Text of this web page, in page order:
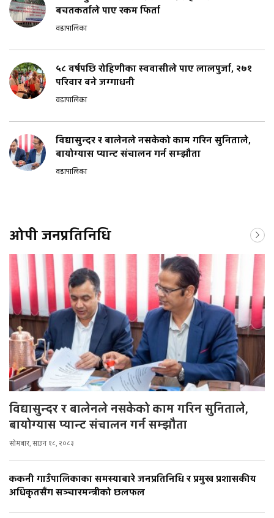
बचतकर्ताले पाए रकम फिर्ता
वडापालिका
५८ वर्षपछि रोहिणीका स्ववासीले पाए लालपुर्जा, २७१
परिवार बने जग्गाधनी
वडापालिका
विद्यासुन्दर र बालेनले नसकेको काम गरिन सुनिताले,
बायोग्यास प्यान्ट संचालन गर्न सम्झौता
वडापालिका
ओपी जनप्रतिनिधि
विद्यासुन्दर र बालेनले नसकेको काम गरिन सुनिताले,
बायोग्यास प्यान्ट संचालन गर्न सम्झौता
सोमबार, साउन १८, २०८३
ककनी गाउँपालिकाका समस्याबारे जनप्रतिनिधि र प्रमुख प्रशासकीय
अधिकृतसँग सञ्चारमन्त्रीको छलफल